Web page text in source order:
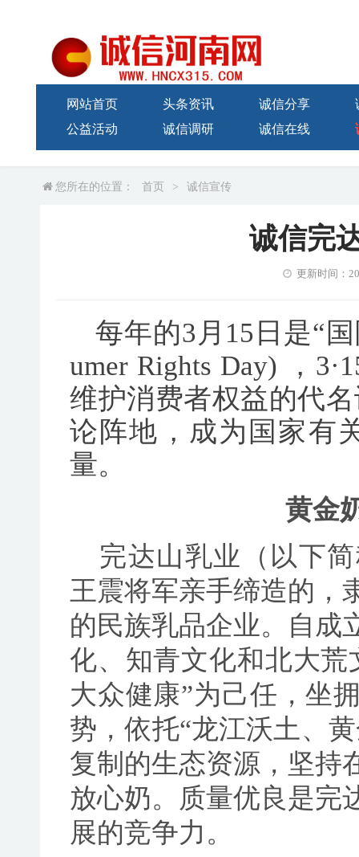
网站首页 头条资讯 诚信分享
公益活动
诚信调研 诚信在线
您所在的位置： 首页 > 诚信宣传
诚信完
更新时间：
每年的3月15日是“
umer Rights Day) ，
维护消费者权益的代
论阵地，成为国家有
量。
黄金
完达山乳业（以下
王震将军亲手缔造的，
的民族乳品企业。自成
化、知青文化和北大
大众健康”为己任，坐
势，依托“龙江沃土、
复制的生态资源，坚持
放心奶。质量优良是完
展的竞争力。